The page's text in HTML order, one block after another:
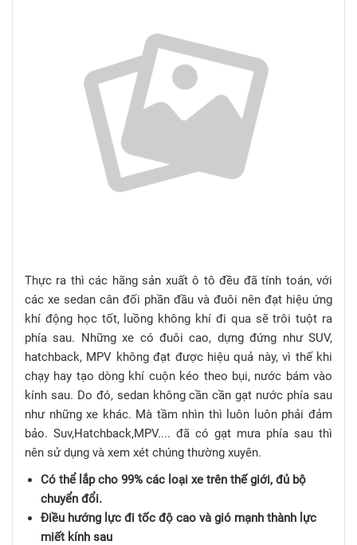
Thực ra thì các hãng sản xuất ô tô đều đã tính toán, với
các xe sedan cân đối phần đầu và đuôi nên đạt hiệu ứng
khí động học tốt, luồng không khí đi qua sẽ trôi tuột ra
phía sau. Những xe có đuôi cao, dựng đứng như SUV,
hatchback, MPV không đạt được hiệu quả này, vì thế khi
chạy hay tạo dòng khí cuộn kéo theo bụi, nước bám vào
kính sau. Do đó, sedan không cần cần gạt nước phía sau
như những xe khác. Mà tầm nhìn thì luôn luôn phải đảm
bảo. Suv,Hatchback,MPV.... đã có gạt mưa phía sau thì
nên sử dụng và xem xét chúng thường xuyên.
Có thể lắp cho 99% các loại xe trên thế giới, đủ bộ
chuyển đổi.
Điều hướng lực đi tốc độ cao và gió mạnh thành lực
miết kính sau